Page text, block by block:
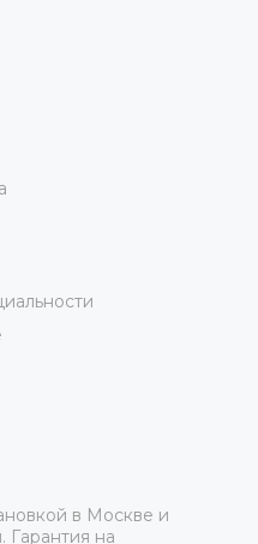
в Москве и
Гарантия на